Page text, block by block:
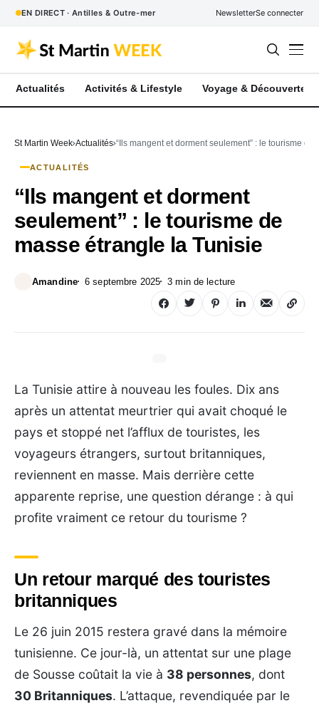
EN DIRECT · Antilles & Outre-mer NewsletterSe connecter
Actualités Activités & Lifestyle Voyage & Découverte
St Martin Week Actualités “Ils mangent et dorment seulement” : le tourisme
ACTUALITÉS
“Ils mangent et dorment
seulement” : le tourisme de
masse étrangle la Tunisie
Amandine 6 septembre 2025 3 min de lecture
La Tunisie attire à nouveau les foules. Dix ans
après un attentat meurtrier qui avait choqué le
pays et stoppé net l’afflux de touristes, les
voyageurs étrangers, surtout britanniques,
reviennent en masse. Mais derrière cette
apparente reprise, une question dérange : à qui
profite vraiment ce retour du tourisme ?
Un retour marqué des touristes
britanniques
Le 26 juin 2015 restera gravé dans la mémoire
tunisienne. Ce jour-là, un attentat sur une plage
de Sousse coûtait la vie à 38 personnes, dont
30 Britanniques. L’attaque, revendiquée par le